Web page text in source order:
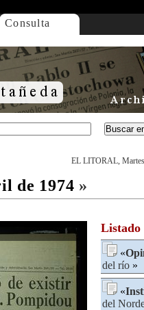
Consulta
EL LITORAL,
de 1974 »
Listado
«
del río »
«
del